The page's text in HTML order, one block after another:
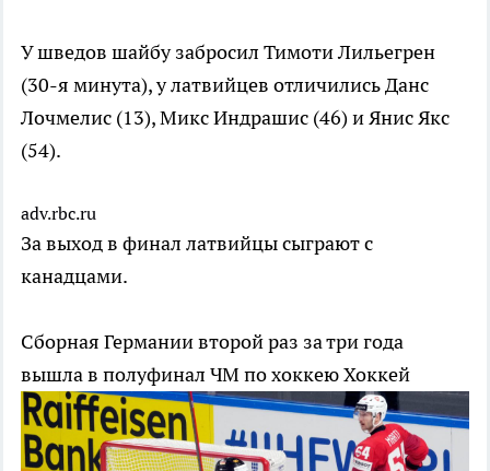
У шведов шайбу забросил Тимоти Лильегрен
(30-я минута), у латвийцев отличились Данс
Лочмелис (13), Микс Индрашис (46) и Янис Якс
(54).
adv.rbc.ru
За выход в финал латвийцы сыграют с
канадцами.
Сборная Германии второй раз за три года
вышла в полуфинал ЧМ по хоккеюХоккей